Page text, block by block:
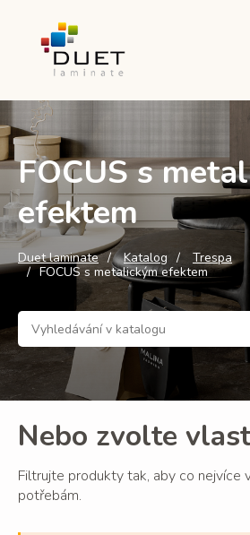
FOCUS s
efektem
Duet laminate Katalog
Trespa
FOCUS s metalickým efektem
Nebo zvolte
Filtrujte produkty tak, aby co nejvíce
potřebám.